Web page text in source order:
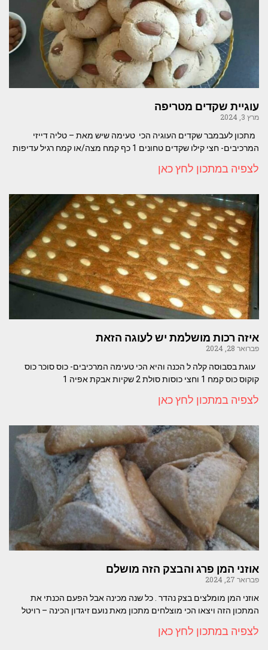
עוגיית שקדים מטריפה
מרץ 3, 2024
מתכון לעבמבר שקדים העוגיה הכי טעימה שיש מאת – טליה דייזי
המרכיבים- חצי קילו שקדים טחונים 1 כף קמח מצה/או קמח רגיל עדיפות
לצפיה במתכון לחץ כאן
איזה רכות מושלמת יש לעוגה הזאת
פברואר 28, 2024
עוגת בסבוסה קלה ל הכנה והיא הכי טעימה המרכיבים- כוס סוכר כוס
קוקוס כוס קמח 1 וחצי כוסות סולת 2 שקיות אבקת אפיה 1
לצפיה במתכון לחץ כאן
אוזני המן פרג והבצק הזה מושלם
פברואר 27, 2024
אוזני המן מומלצים בצק נהדר . כל שנה מכינה אבל הפעם הכנתי את
המתכון הזה ויצאו הכי מוצלחים מתכון מאת נועם זיגדון הכינה – רויטל
לצפיה במתכון לחץ כאן